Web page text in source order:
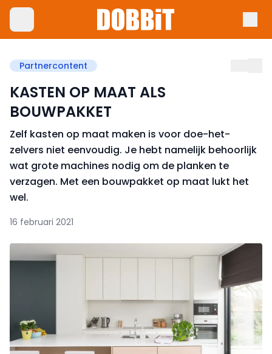
Partnercontent
KASTEN OP MAAT ALS
BOUWPAKKET
Zelf kasten op maat maken is voor doe-het-
zelvers niet eenvoudig. Je hebt namelijk behoorlijk
wat grote machines nodig om de planken te
verzagen. Met een bouwpakket op maat lukt het
wel.
16 februari 2021